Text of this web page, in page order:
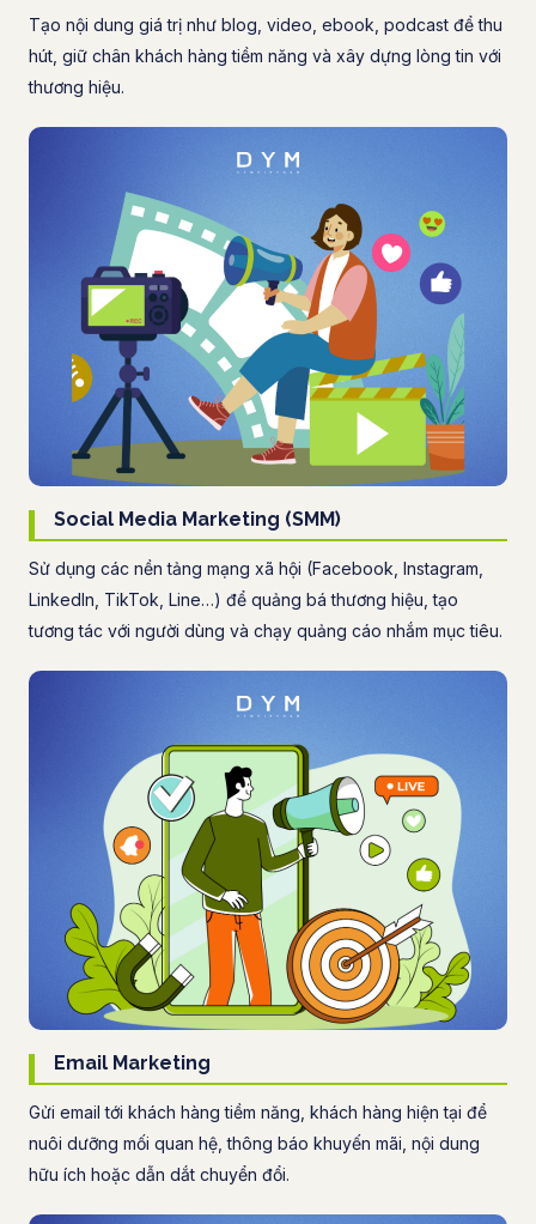
Tạo nội dung giá trị như blog, video, ebook, podcast để thu
hút, giữ chân khách hàng tiềm năng và xây dựng lòng tin với
thương hiệu.
Social Media Marketing (SMM)
Sử dụng các nền tảng mạng xã hội (Facebook, Instagram,
LinkedIn, TikTok, Line…) để quảng bá thương hiệu, tạo
tương tác với người dùng và chạy quảng cáo nhắm mục tiêu.
Email Marketing
Gửi email tới khách hàng tiềm năng, khách hàng hiện tại để
nuôi dưỡng mối quan hệ, thông báo khuyến mãi, nội dung
hữu ích hoặc dẫn dắt chuyển đổi.